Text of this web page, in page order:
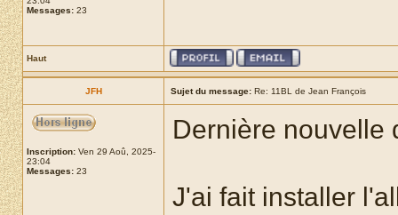
Messages: 23
Haut
JFH Sujet du message: Re: 11BL de Jean François
Inscription: Ven 29 Aoû, 2025-
23:04
Messages: 23
Dernière nouvelle
J'ai fait installer